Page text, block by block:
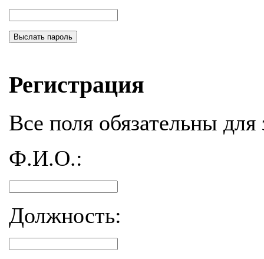
Выслать пароль
Регистрация
Все поля обязательны для
Ф.И.О.:
Должность: